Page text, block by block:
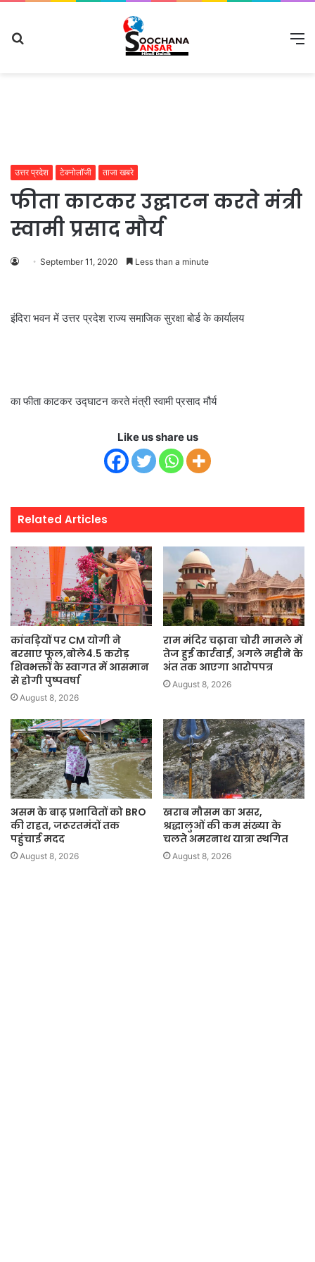
उत्तर प्रदेश टेक्नोलॉजी ताजा खबरे
फीता काटकर उद्घाटन करते मंत्री
स्वामी प्रसाद मौर्य
September 11, 2020 Less than a minute
इंदिरा भवन में उत्तर प्रदेश राज्य समाजिक सुरक्षा बोर्ड के कार्यालय
का फीता काटकर उद्घाटन करते मंत्री स्वामी प्रसाद मौर्य
Like us share us
Related Articles
कांवड़ियों पर CM योगी ने
बरसाए फूल,बोले4.5 करोड़
शिवभक्तों के स्वागत में आसमान
से होगी पुष्पवर्षा
August 8, 2026
राम मंदिर चढ़ावा चोरी मामले में
तेज हुई कार्रवाई, अगले महीने के
अंत तक आएगा आरोपपत्र
August 8, 2026
असम के बाढ़ प्रभावितों को BRO
की राहत, जरूरतमंदों तक
पहुंचाई मदद
August 8, 2026
खराब मौसम का असर,
श्रद्धालुओं की कम संख्या के
चलते अमरनाथ यात्रा स्थगित
August 8, 2026